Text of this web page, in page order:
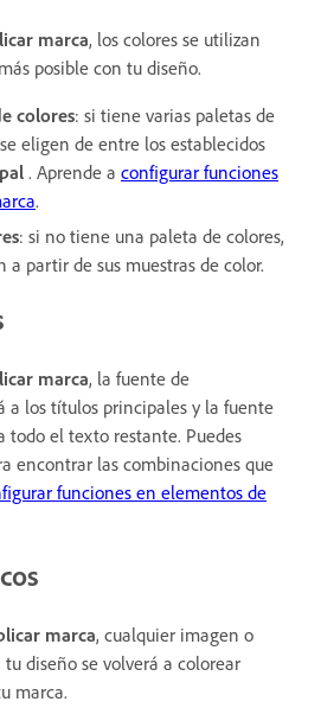
marca, los colores se utilizan
posible con tu diseño.
colores: si tiene varias paletas de
eligen de entre los establecidos
. Aprende a configurar funciones
.
: si no tiene una paleta de colores,
a partir de sus muestras de color.
marca, la fuente de
a los títulos principales y la fuente
todo el texto restante. Puedes
encontrar las combinaciones que
funciones en elementos de
marca, cualquier imagen o
diseño se volverá a colorear
marca.